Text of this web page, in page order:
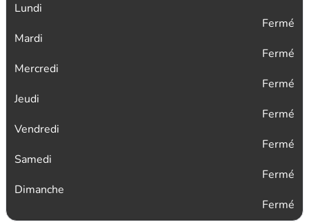
Lundi
Fermé
Mardi
Fermé
Mercredi
Fermé
Jeudi
Fermé
Vendredi
Fermé
Samedi
Fermé
Dimanche
Fermé